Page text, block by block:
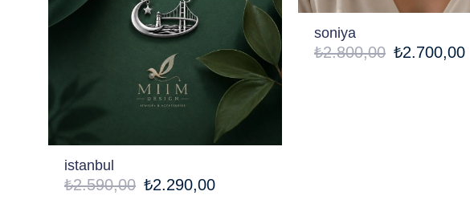
istanbul
₺2.290,00
₺2.590,00
soniya
₺2.700,00
₺2.800,00